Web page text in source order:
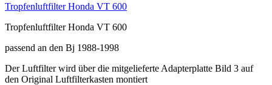
Tropfenluftfilter Honda VT 600
Tropfenluftfilter Honda VT 600
passend an den Bj 1988-1998
Der Luftfilter wird über die mitgelieferte Adapterplatte Bild 3 auf
den Original Luftfilterkasten montiert